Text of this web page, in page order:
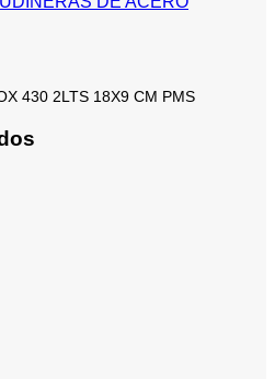
430 2LTS 18X9 CM PMS